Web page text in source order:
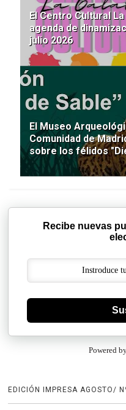
El Centro Cultural
agenda de
julio 2026
El Museo
Comunidad de
sobre los félidos
Recibe nuevas
Powered
EDICIÓN IMPRESA AGOSTO/